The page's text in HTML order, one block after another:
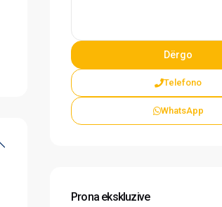
Telefono
WhatsApp
Prona ekskluzive